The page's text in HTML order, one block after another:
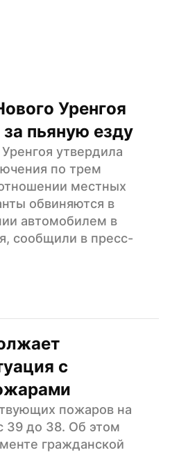
Уренгоя
пьяную езду
утвердила
по трем
местных
обвиняются в
автомобилем в
сообщили в пресс-
с
пожаров на
39 до 38. Об этом
гражданской